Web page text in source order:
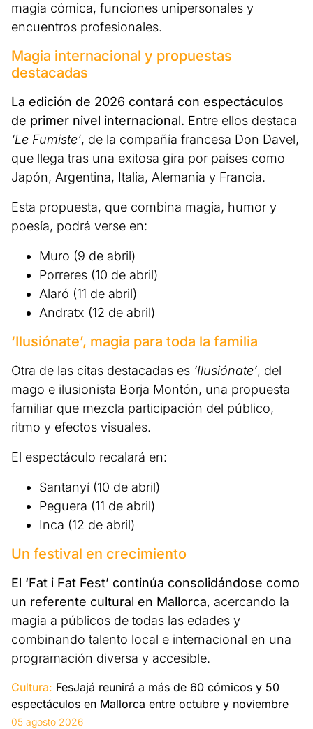
magia cómica, funciones unipersonales y
encuentros profesionales.
Magia internacional y propuestas
destacadas
La edición de 2026 contará con espectáculos
de primer nivel internacional. Entre ellos destaca
‘Le Fumiste’, de la compañía francesa Don Davel,
que llega tras una exitosa gira por países como
Japón, Argentina, Italia, Alemania y Francia.
Esta propuesta, que combina magia, humor y
poesía, podrá verse en:
Muro (9 de abril)
Porreres (10 de abril)
Alaró (11 de abril)
Andratx (12 de abril)
‘Ilusiónate’, magia para toda la familia
Otra de las citas destacadas es ‘Ilusiónate’, del
mago e ilusionista Borja Montón, una propuesta
familiar que mezcla participación del público,
ritmo y efectos visuales.
El espectáculo recalará en:
Santanyí (10 de abril)
Peguera (11 de abril)
Inca (12 de abril)
Un festival en crecimiento
El ‘Fat i Fat Fest’ continúa consolidándose como
un referente cultural en Mallorca, acercando la
magia a públicos de todas las edades y
combinando talento local e internacional en una
programación diversa y accesible.
Cultura: FesJajá reunirá a más de 60 cómicos y 50
espectáculos en Mallorca entre octubre y noviembre
05 agosto 2026